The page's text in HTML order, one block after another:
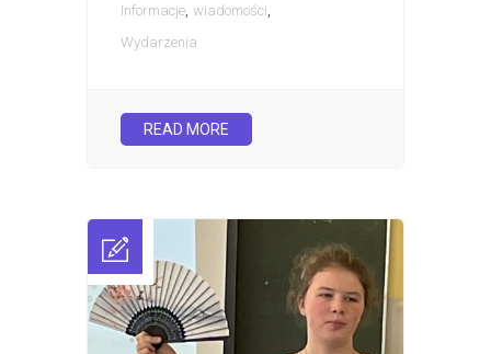
Informacje wiadomości
Wydarzenia
READ MORE